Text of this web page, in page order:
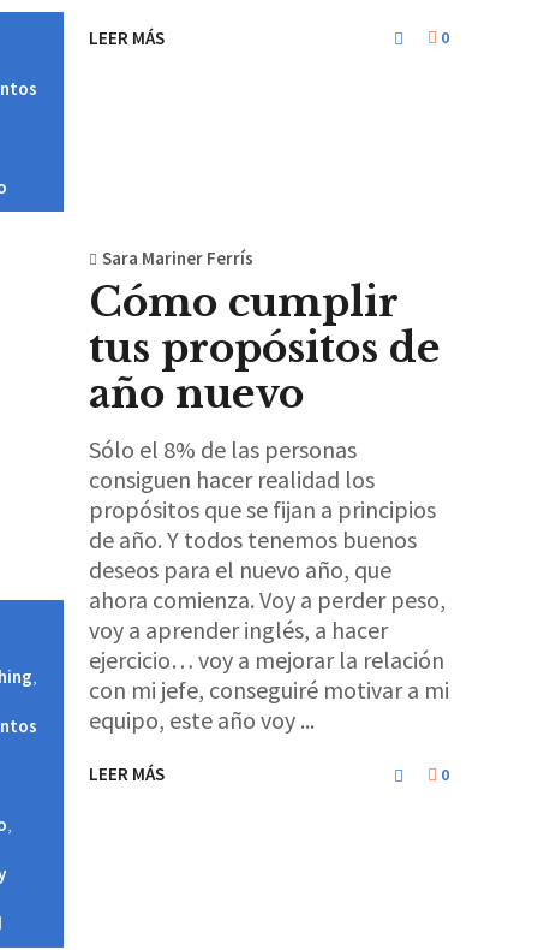
LEER MÁS 0
Sara Mariner Ferrís
Cómo cumplir
tus propósitos de
año nuevo
Sólo el 8% de las personas
consiguen hacer realidad los
propósitos que se fijan a principios
de año. Y todos tenemos buenos
deseos para el nuevo año, que
ahora comienza. Voy a perder peso,
voy a aprender inglés, a hacer
ejercicio… voy a mejorar la relación
con mi jefe, conseguiré motivar a mi
equipo, este año voy
LEER MÁS 0
,
,